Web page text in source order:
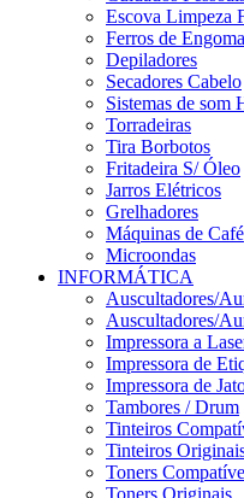
Escova Limpeza
Ferros de
Depiladores
Secadores Cabelo
Sistemas de som
Torradeiras
Tira Borbotos
Fritadeira S/ Óleo
Jarros Elétricos
Grelhadores
Máquinas de Café
Microondas
INFORMÁTICA
Auscultadores/
Auscultadores/
Impressora a
Impressora de
Impressora de
Tambores / Drum
Tinteiros
Tinteiros
Toners
Toners Originais